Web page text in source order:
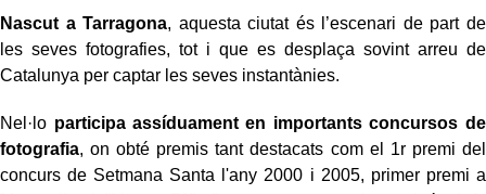
Nascut a Tarragona, aquesta ciutat és l’escenari de part de
les seves fotografies, tot i que es desplaça sovint arreu de
Catalunya per captar les seves instantànies.
Nel·lo participa assíduament en importants concursos de
fotografia, on obté premis tant destacats com el 1r premi del
concurs de Setmana Santa l'any 2000 i 2005, primer premi a